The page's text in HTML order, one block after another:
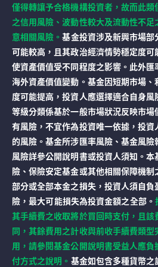
僅得轉讓予合格機構投資者，故而此
之信用風險、波動性較大及流動性不
意相關風險。基金投資涉及新興市場
可能較高，且其政治經濟情勢穩定度
使資產價值受不同程度之影響。此外
海外資產價值變動。基金因短期市場
度可能提高，投資人應選擇適合自身
等級分類係基於一般市場狀況反映市
有風險，不宜作為投資唯一依據，投
的風險。基金所涉匯率風險、基金風
風險詳參公開說明書或投資人須知。
險、保險安定基金或其他相關保障機
部分或全部本金之損失，投資人須自
險，最大可能損失為投資金額之全部。
其手續費之收取將於買回時支付，且
同，其餘費用之計收與前收手續費類
用，請參閱基金公開說明書受益人應
付方式之說明。 基金如包含多種貨幣